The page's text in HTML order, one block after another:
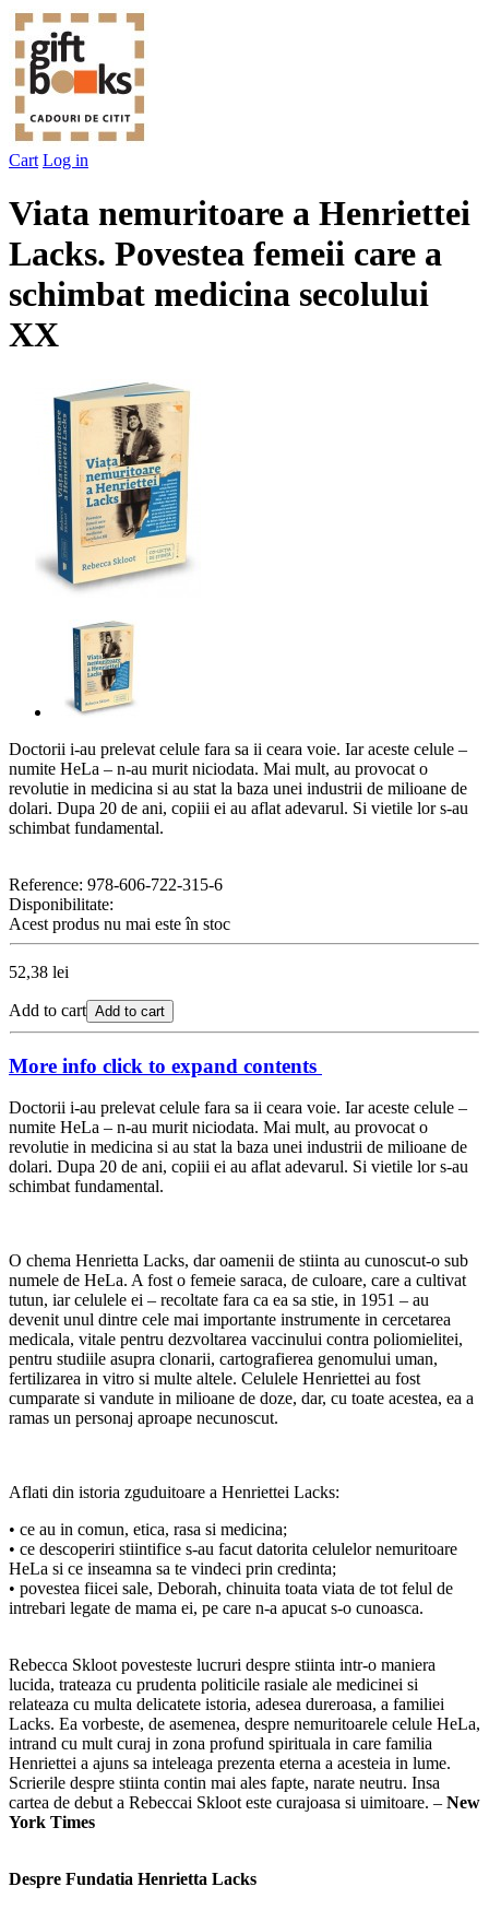
Cart Log in
Viata nemuritoare a Henriettei
Lacks. Povestea femeii care a
schimbat medicina secolului
XX
Doctorii i-au prelevat celule fara sa ii ceara voie. Iar aceste celule –
numite HeLa – n-au murit niciodata. Mai mult, au provocat o
revolutie in medicina si au stat la baza unei industrii de milioane de
dolari. Dupa 20 de ani, copiii ei au aflat adevarul. Si vietile lor s-au
schimbat fundamental.
Reference: 978-606-722-315-6
Disponibilitate:
Acest produs nu mai este în stoc
52,38 lei
Add to cart Add to cart
More info click to expand contents
Doctorii i-au prelevat celule fara sa ii ceara voie. Iar aceste celule –
numite HeLa – n-au murit niciodata. Mai mult, au provocat o
revolutie in medicina si au stat la baza unei industrii de milioane de
dolari. Dupa 20 de ani, copiii ei au aflat adevarul. Si vietile lor s-au
schimbat fundamental.
O chema Henrietta Lacks, dar oamenii de stiinta au cunoscut-o sub
numele de HeLa. A fost o femeie saraca, de culoare, care a cultivat
tutun, iar celulele ei – recoltate fara ca ea sa stie, in 1951 – au
devenit unul dintre cele mai importante instrumente in cercetarea
medicala, vitale pentru dezvoltarea vaccinului contra poliomielitei,
pentru studiile asupra clonarii, cartografierea genomului uman,
fertilizarea in vitro si multe altele. Celulele Henriettei au fost
cumparate si vandute in milioane de doze, dar, cu toate acestea, ea a
ramas un personaj aproape necunoscut.
Aflati din istoria zguduitoare a Henriettei Lacks:
• ce au in comun, etica, rasa si medicina;
• ce descoperiri stiintifice s-au facut datorita celulelor nemuritoare
HeLa si ce inseamna sa te vindeci prin credinta;
• povestea fiicei sale, Deborah, chinuita toata viata de tot felul de
intrebari legate de mama ei, pe care n-a apucat s-o cunoasca.
Rebecca Skloot povesteste lucruri despre stiinta intr-o maniera
lucida, trateaza cu prudenta politicile rasiale ale medicinei si
relateaza cu multa delicatete istoria, adesea dureroasa, a familiei
Lacks. Ea vorbeste, de asemenea, despre nemuritoarele celule HeLa,
intrand cu mult curaj in zona profund spirituala in care familia
Henriettei a ajuns sa inteleaga prezenta eterna a acesteia in lume.
Scrierile despre stiinta contin mai ales fapte, narate neutru. Insa
cartea de debut a Rebeccai Skloot este curajoasa si uimitoare. – New
York Times
Despre Fundatia Henrietta Lacks